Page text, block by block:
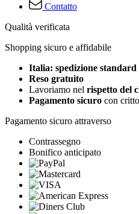
Contatto
Qualità verificata
Shopping sicuro e affidabile
Italia: spedizione
Reso gratuito
Lavoriamo nel rispetto del
Pagamento sicuro con
Pagamento sicuro attraverso
Contrassegno
Bonifico anticipato